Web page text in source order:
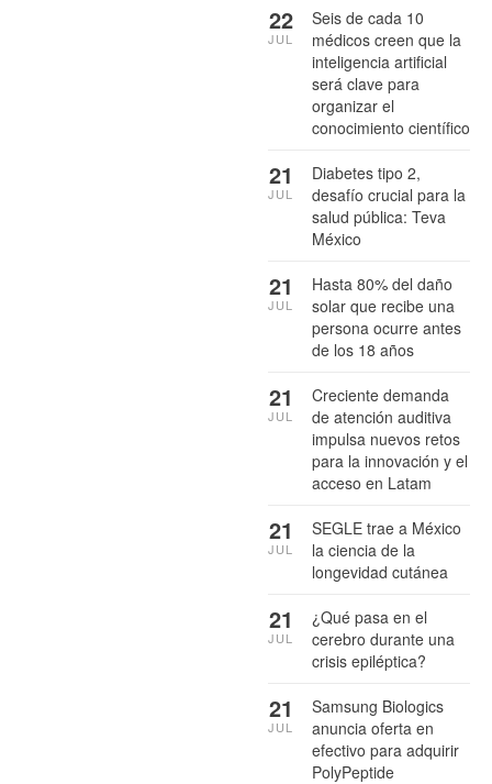
Seis de cada 10
médicos creen que la
inteligencia artificial
será clave para
organizar el
conocimiento científico
22
JUL
Diabetes tipo 2,
desafío crucial para la
salud pública: Teva
México
21
JUL
Hasta 80% del daño
solar que recibe una
persona ocurre antes
de los 18 años
21
JUL
Creciente demanda
de atención auditiva
impulsa nuevos retos
para la innovación y el
acceso en Latam
21
JUL
SEGLE trae a México
la ciencia de la
longevidad cutánea
21
JUL
¿Qué pasa en el
cerebro durante una
crisis epiléptica?
21
JUL
Samsung Biologics
anuncia oferta en
efectivo para adquirir
PolyPeptide
21
JUL